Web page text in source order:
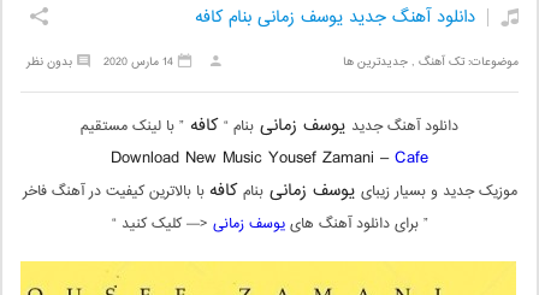
دانلود آهنگ جدید یوسف زمانی بنام کافه
موضوعات:تک آهنگ ,جدیدترین ها بدون نظر 14 مارس 2020
دانلود آهنگ جدید یوسف زمانی بنام “کافه ” با لینک مستقیم
Download New Music Yousef Zamani –Cafe
موزیک جدید و بسیار زیبای یوسف زمانیبنامکافه با بالاترین کیفیت در آهنگ فاخر
” برای دانلود آهنگ هاییوسف زمانی <— کلیک کنید “